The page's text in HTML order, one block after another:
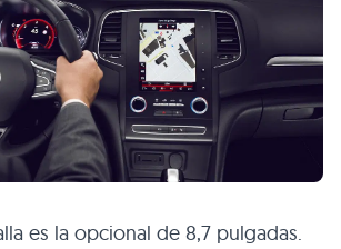
es la opcional de 8,7 pulgadas.